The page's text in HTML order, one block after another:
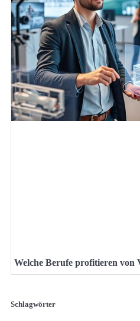
Welche Berufe profitieren von
Schlagwörter